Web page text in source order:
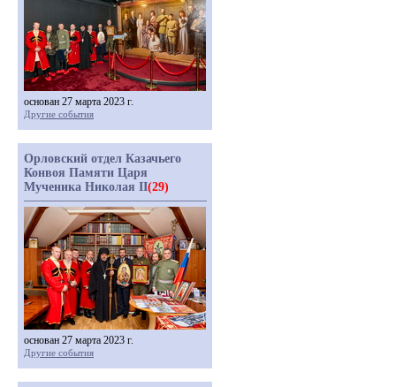
основан 27 марта 2023 г.
Другие события
Орловский отдел Казачьего
Конвоя Памяти Царя
Мученика Николая II(29)
основан 27 марта 2023 г.
Другие события